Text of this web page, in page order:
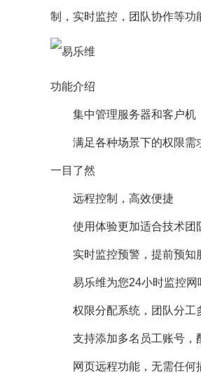
制，实时监控，团队协作等功
功能介绍
集中管理服务器和客户机
满足各种场景下的权限需求
一目了然
远程控制，高效便捷
使用体验更加适合技术团队
实时监控预警，提前预知
易乐维为您24小时监控网
权限分配系统，团队分工
支持添加多名员工账号，
网页远程功能，无需任何